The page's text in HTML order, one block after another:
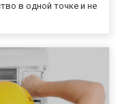
в одной точке и не